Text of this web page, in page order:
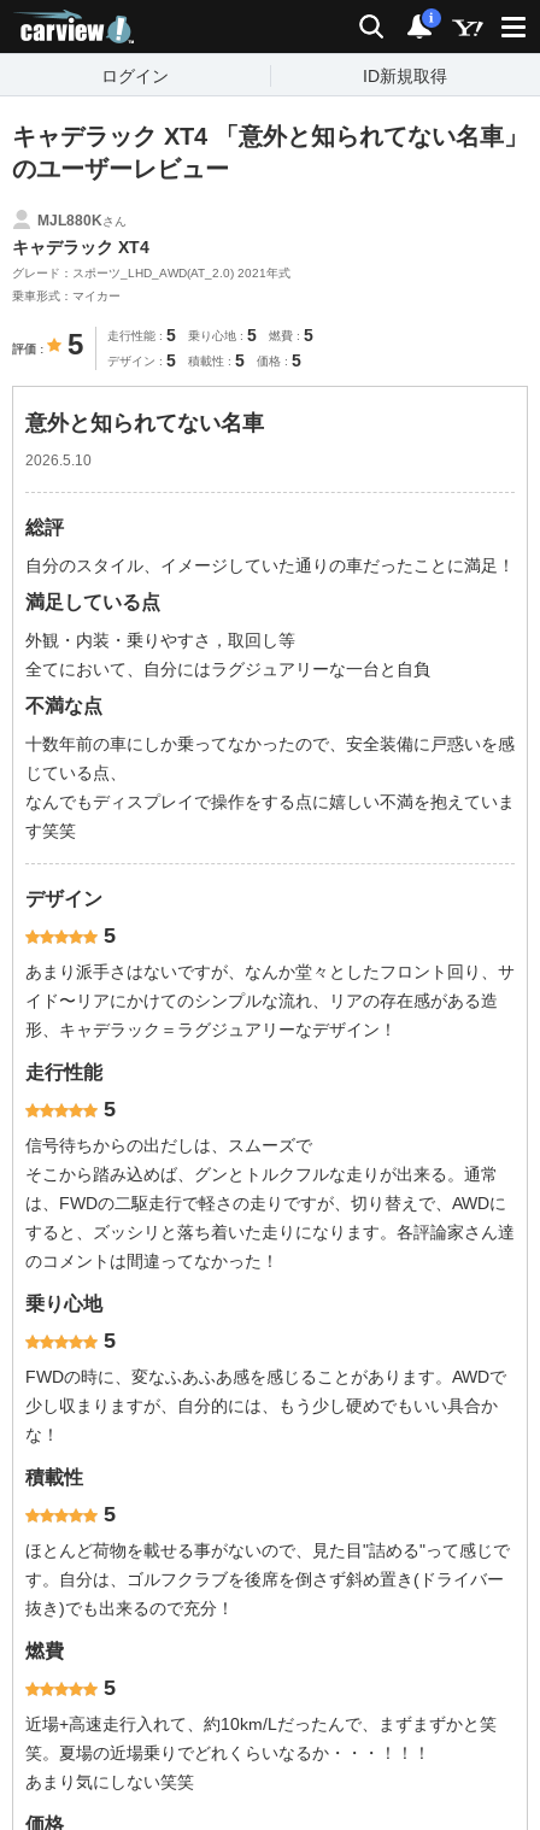
検索 通知
i
ログイン ID新規取得
キャデラック XT4 「意外と知られてない名車」
のユーザーレビュー
MJL880Kさん
キャデラック XT4
グレード：スポーツ_LHD_AWD(AT_2.0) 2021年式
乗車形式：マイカー
評価 5 走行性能 5 乗り心地 5 燃費 5
デザイン 5 積載性 5 価格 5
意外と知られてない名車
2026.5.10
総評
自分のスタイル、イメージしていた通りの車だったことに満足！
満足している点
外観・内装・乗りやすさ，取回し等
全てにおいて、自分にはラグジュアリーな一台と自負
不満な点
十数年前の車にしか乗ってなかったので、安全装備に戸惑いを感
じている点、
なんでもディスプレイで操作をする点に嬉しい不満を抱えていま
す笑笑
デザイン
5
あまり派手さはないですが、なんか堂々としたフロント回り、サ
イド〜リアにかけてのシンプルな流れ、リアの存在感がある造
形、キャデラック＝ラグジュアリーなデザイン！
走行性能
5
信号待ちからの出だしは、スムーズで
そこから踏み込めば、グンとトルクフルな走りが出来る。通常
は、FWDの二駆走行で軽さの走りですが、切り替えで、AWDに
すると、ズッシリと落ち着いた走りになります。各評論家さん達
のコメントは間違ってなかった！
乗り心地
5
FWDの時に、変なふあふあ感を感じることがあります。AWDで
少し収まりますが、自分的には、もう少し硬めでもいい具合か
な！
積載性
5
ほとんど荷物を載せる事がないので、見た目"詰める"って感じで
す。自分は、ゴルフクラブを後席を倒さず斜め置き(ドライバー
抜き)でも出来るので充分！
燃費
5
近場+高速走行入れて、約10km/Lだったんで、まずまずかと笑
笑。夏場の近場乗りでどれくらいなるか・・・！！！
あまり気にしない笑笑
価格